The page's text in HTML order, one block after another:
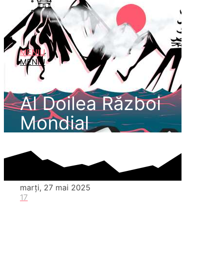
MENIU
MENIU
Al Doilea Război
Mondial
marți, 27 mai 2025
17